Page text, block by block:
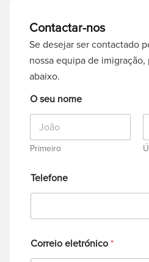
Contactar-nos
Se desejar ser contactado
nossa equipa de
abaixo.
O seu nome
Primeiro
Telefone
Correio eletrónico*